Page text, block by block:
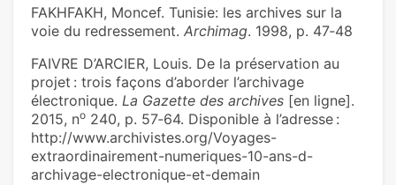
FAKHFAKH, Moncef. Tunisie: les archives sur la
voie du redressement. Archimag. 1998, p. 47‑48
FAIVRE D’ARCIER, Louis. De la préservation au
projet : trois façons d’aborder l’archivage
électronique. La Gazette des archives [en ligne].
2015, no 240, p. 57‑64. Disponible à l’adresse :
http://www.archivistes.org/Voyages-
extraordinairement-numeriques-10-ans-d-
archivage-electronique-et-demain